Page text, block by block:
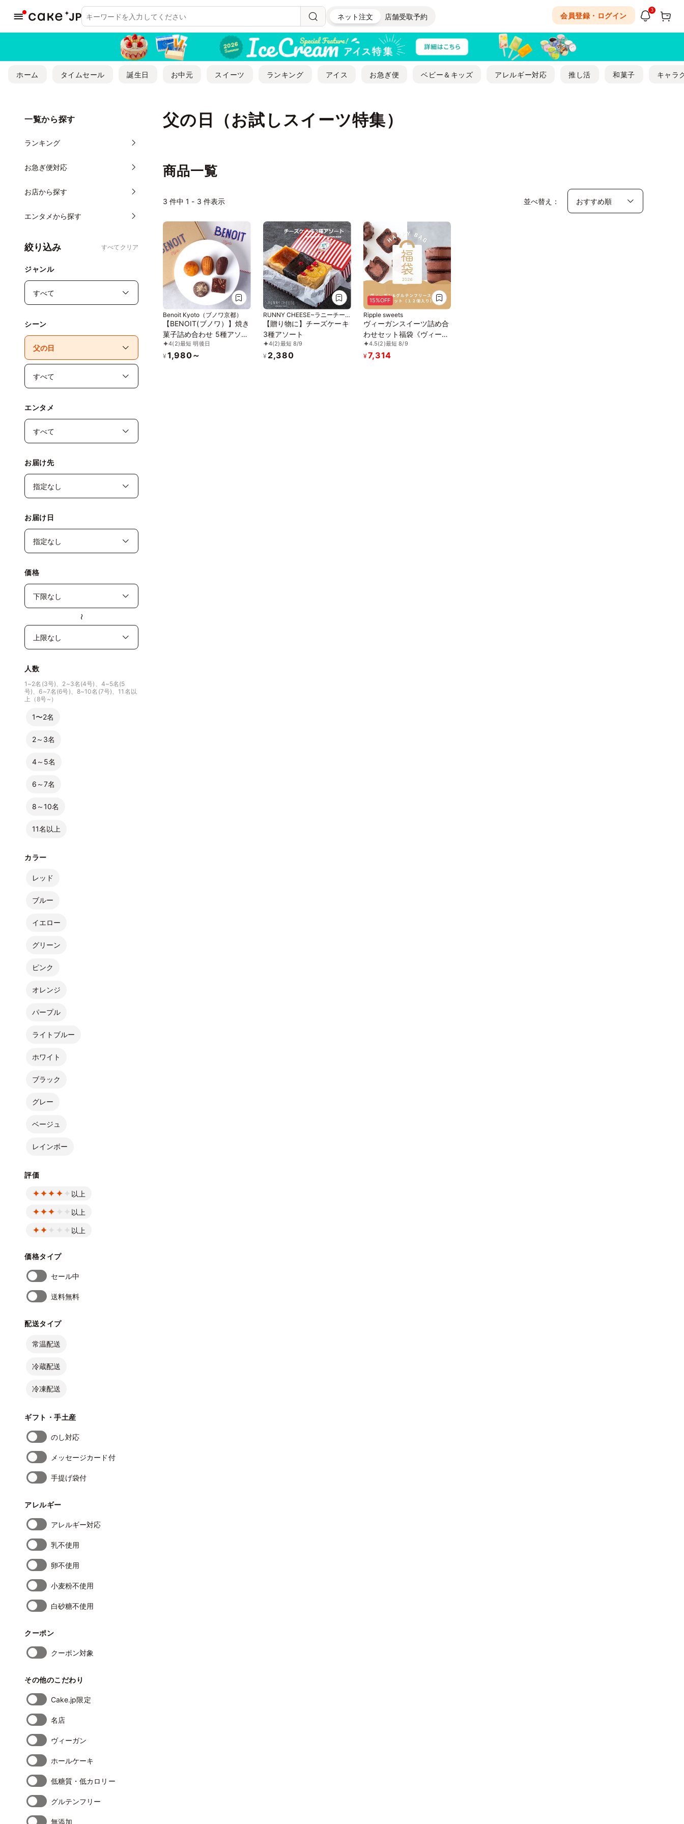
ネット注文 店舗受取予約 会員登録・ログイン
3
ホーム タイムセール 誕生日 お中元 スイーツ ランキング アイス お急ぎ便 ベビー＆キッズ アレルギー対応 推し活 和菓子 キャラ
父の日（お試しスイーツ特集）
一覧から探す
ランキング
お急ぎ便対応
お店から探す
エンタメから探す
絞り込み すべてクリア
ジャンル
シーン
エンタメ
お届け先
お届け日
価格
〜
人数
1~2名(3号)、2~3名(4号)、4~5名(5
号)、6~7名(6号)、8~10名(7号)、11名以
上（8号~）
1〜2名
2～3名
4～5名
6～7名
8～10名
11名以上
カラー
レッド
ブルー
イエロー
グリーン
ピンク
オレンジ
パープル
ライトブルー
ホワイト
ブラック
グレー
ベージュ
レインボー
評価
以上
以上
以上
価格タイプ
セール中
送料無料
配送タイプ
常温配送
冷蔵配送
冷凍配送
ギフト・手土産
のし対応
メッセージカード付
手提げ袋付
アレルギー
アレルギー対応
乳不使用
卵不使用
小麦粉不使用
白砂糖不使用
クーポン
クーポン対象
その他のこだわり
Cake.jp限定
名店
ヴィーガン
ホールケーキ
低糖質・低カロリー
グルテンフリー
無添加
商品一覧
3 件中 1 - 3 件表示 並べ替え：
Benoit Kyoto（ブノワ京都）
【BENOIT(ブノワ）】焼き
菓子詰め合わせ 5種アソー
ト 5個入 母の日 2026
4(2)最短 明後日
¥ 1,980～
RUNNY CHEESE~ラニーチー
ズ~
【贈り物に】チーズケーキ
3種アソート
4(2)最短 8/9
¥ 2,380
15%OFF
Ripple sweets
ヴィーガンスイーツ詰め合
わせセット福袋《ヴィーガ
ンスイーツ》
4.5(2)最短 8/9
¥7,314